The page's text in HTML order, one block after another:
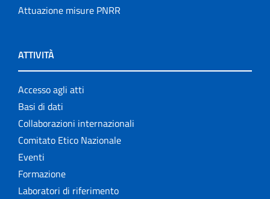
Attuazione misure PNRR
ATTIVITÀ
Accesso agli atti
Basi di dati
Collaborazioni internazionali
Comitato Etico Nazionale
Eventi
Formazione
Laboratori di riferimento